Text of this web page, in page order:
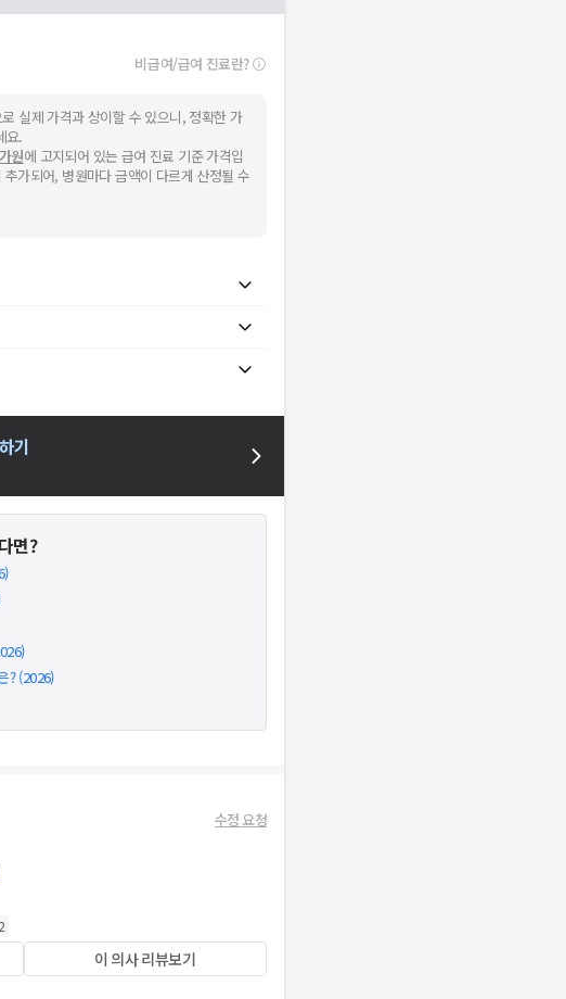
비급여/급여 진료란?
실제 가격과 상이할 수 있으니, 정확한 가
요.
원에 고지되어 있는 급여 진료 기준 가격입
가되어, 병원마다 금액이 다르게 산정될 수
기
면?
? (2026)
수정 요청
이 의사 리뷰보기